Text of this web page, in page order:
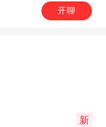
开聊
新